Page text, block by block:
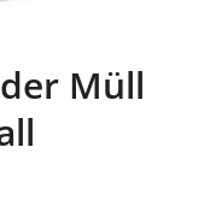
Müll